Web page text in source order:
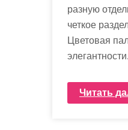
разную
четкое
Цветовая
Читать